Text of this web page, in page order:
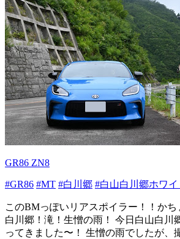
GR86 ZN8
#GR86 #MT #白川郷 #白山白川郷ホワイ
このBMっぽいリアスポイラー！！かち
白川郷！滝！生憎の雨！ 今日白山白川
ってきました〜！ 生憎の雨でしたが、